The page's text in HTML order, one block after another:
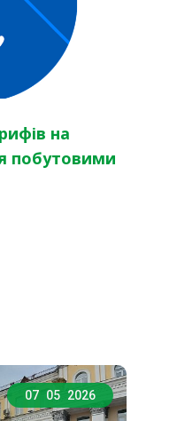
на
побутовими
07 05 2026